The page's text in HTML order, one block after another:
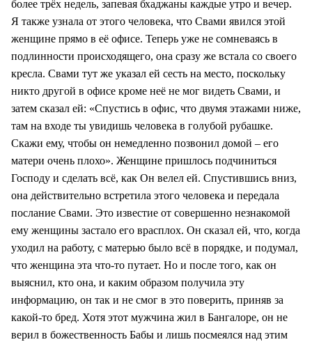
более трёх недель, запевая бхаджаны каждые утро и вечер.
Я также узнала от этого человека, что Свами явился этой
женщине прямо в её офисе. Теперь уже не сомневаясь в
подлинности происходящего, она сразу же встала со своего
кресла. Свами тут же указал ей сесть на место, поскольку
никто другой в офисе кроме неё не мог видеть Свами, и
затем сказал ей: «Спустись в офис, что двумя этажами ниже,
там на входе ты увидишь человека в голубой рубашке.
Скажи ему, чтобы он немедленно позвонил домой – его
матери очень плохо». Женщине пришлось подчиниться
Господу и сделать всё, как Он велел ей. Спустившись вниз,
она действительно встретила этого человека и передала
послание Свами. Это известие от совершенно незнакомой
ему женщины застало его врасплох. Он сказал ей, что, когда
уходил на работу, с матерью было всё в порядке, и подумал,
что женщина эта что-то путает. Но и после того, как он
выяснил, кто она, и каким образом получила эту
информацию, он так и не смог в это поверить, приняв за
какой-то бред. Хотя этот мужчина жил в Бангалоре, он не
верил в божественность Бабы и лишь посмеялся над этим